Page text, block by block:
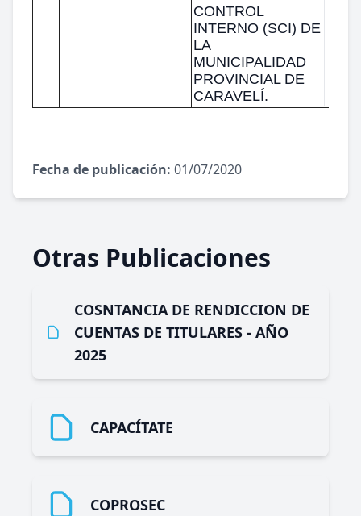
CONTROL
INTERNO (SCI) DE
LA
MUNICIPALIDAD
PROVINCIAL DE
CARAVELÍ.
Fecha de publicación: 01/07/2020
Otras Publicaciones
COSNTANCIA DE RENDICCION DE
CUENTAS DE TITULARES - AÑO
2025
CAPACÍTATE
COPROSEC